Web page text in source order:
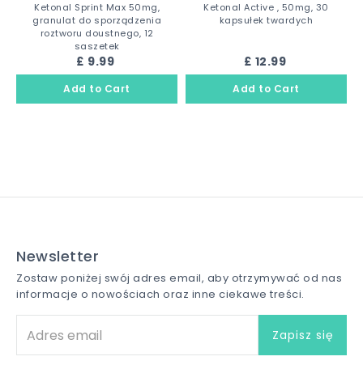
Ketonal Sprint Max 50mg,
granulat do sporządzenia
roztworu doustnego, 12
saszetek
£ 9.99
Ketonal Active , 50mg, 30
kapsułek twardych
£ 12.99
Newsletter
Zostaw poniżej swój adres email, aby otrzymywać od nas
informacje o nowościach oraz inne ciekawe treści.